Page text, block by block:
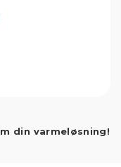
din varmeløsning!